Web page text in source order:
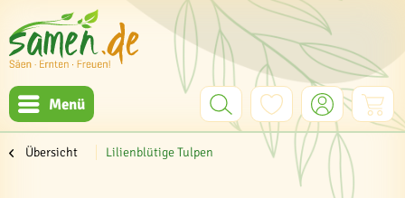
Menü
Übersicht Lilienblütige Tulpen